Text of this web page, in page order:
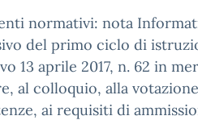
normativi: nota
del primo ciclo di
13 aprile 2017, n. 62 in
al colloquio, alla
ai requisiti di